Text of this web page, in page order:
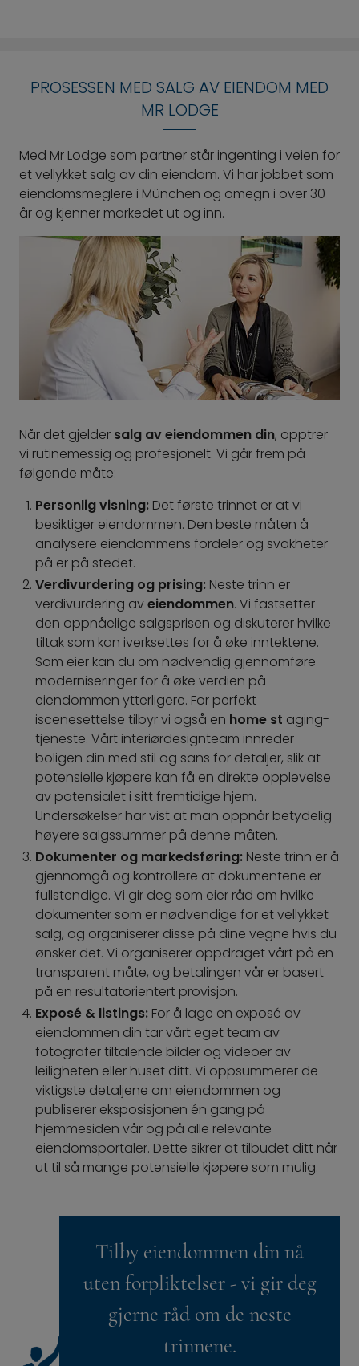
PROSESSEN MED SALG AV EIENDOM MED
MR LODGE
Med Mr Lodge som partner står ingenting i veien for
et vellykket salg av din eiendom. Vi har jobbet som
eiendomsmeglere i München og omegn i over 30
år og kjenner markedet ut og inn.
Når det gjelder salg av eiendommen din, opptrer
vi rutinemessig og profesjonelt. Vi går frem på
følgende måte:
Personlig visning: Det første trinnet er at vi
besiktiger eiendommen. Den beste måten å
analysere eiendommens fordeler og svakheter
på er på stedet.
Verdivurdering og prising: Neste trinn er
verdivurdering aveiendommen. Vi fastsetter
den oppnåelige salgsprisen og diskuterer hvilke
tiltak som kan iverksettes for å øke inntektene.
Som eier kan du om nødvendig gjennomføre
moderniseringer for å øke verdien på
eiendommen ytterligere. For perfekt
iscenesettelse tilbyr vi også en home st aging-
tjeneste. Vårt interiørdesignteam innreder
boligen din med stil og sans for detaljer, slik at
potensielle kjøpere kan få en direkte opplevelse
av potensialet i sitt fremtidige hjem.
Undersøkelser har vist at man oppnår betydelig
høyere salgssummer på denne måten.
Dokumenter og markedsføring: Neste trinn er å
gjennomgå og kontrollere at dokumentene er
fullstendige. Vi gir deg som eier råd om hvilke
dokumenter som er nødvendige for et vellykket
salg, og organiserer disse på dine vegne hvis du
ønsker det. Vi organiserer oppdraget vårt på en
transparent måte, og betalingen vår er basert
på en resultatorientert provisjon.
Exposé & listings: For å lage en exposé av
eiendommen din tar vårt eget team av
fotografer tiltalende bilder og videoer av
leiligheten eller huset ditt. Vi oppsummerer de
viktigste detaljene om eiendommen og
publiserer eksposisjonen én gang på
hjemmesiden vår og på alle relevante
eiendomsportaler. Dette sikrer at tilbudet ditt når
ut til så mange potensielle kjøpere som mulig.
Tilby eiendommen din nå
uten forpliktelser - vi gir deg
gjerne råd om de neste
trinnene.